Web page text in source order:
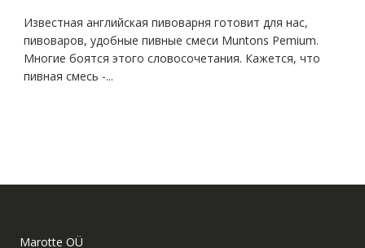
Известная английская пивоварня готовит для нас,
пивоваров, удобные пивные смеси Muntons Pemium.
Многие боятся этого словосочетания. Кажется, что
пивная смесь -...
Marotte OÜ